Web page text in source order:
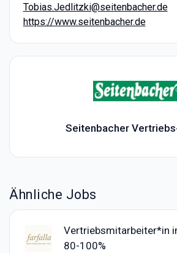
Tobias.Jedlitzki@seitenbacher.de
https://www.seitenbacher.de
Seitenbacher
Ähnliche Jobs
Vertriebsmitarbeiter*in
80-100%